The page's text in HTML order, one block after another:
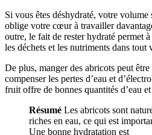
Si vous êtes déshydraté, votre
oblige votre cœur à travailler
outre, le fait de rester hydraté permet
les déchets et les nutriments dans tout
De plus, manger des abricots peut
compenser les pertes d’eau et
fruit offre de bonnes quantités d’eau
Résumé Les abricots sont
riches en eau, ce qui est
Une bonne hydratation est